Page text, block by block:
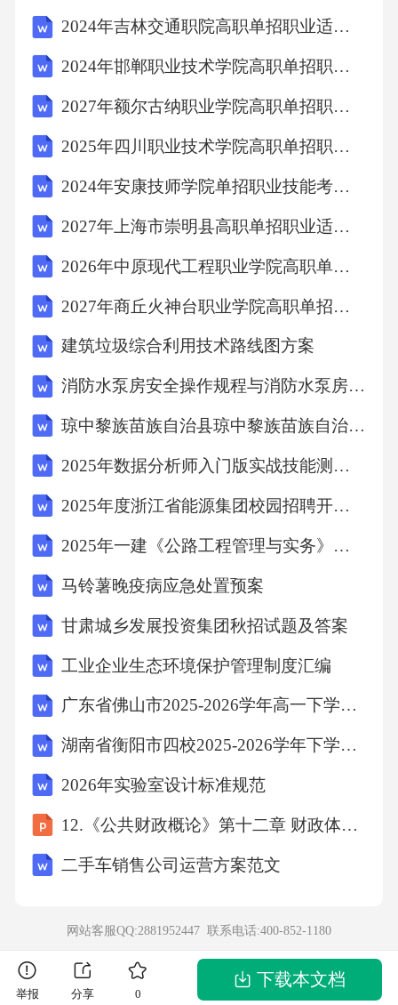
年末决算出现盈余，其归属为：A.物业企业B.
业主全体C.业委会D.开发商答案：B解析：酬金
制下结余资金归全体业主。1.23物业项目开展
“垃圾分类”时，对有害垃圾暂存点地面应进行：
漏、防扬撒要求地面硬化。1.24某项目电梯数量
40台，按《特种设备使用管理规则》应配备专
职安全管理员：A.1名B.2名C.3名D.4名答案：B
解析：每30台需配1名，40台需2名。1.25物业企
业开展“红色物业”创建，其评价指标中“党员比
例”指：A.党员占企业总人数比例B.党员占项目
总人数比例C.党员占管理层比例D.党员占一线
员工比例答案：B解析：评价以项目为单位。1.
法优先采用：A.近一年平均值B.设计值C.标杆法
D.模拟法答案：A解析：以历史实际数据为基准
最具可操作性。1.27物业企业为业主提供“房屋
租售”中介服务，应取得：A.物业服务资质B.房
地产经纪机构备案C.劳务派遣许可D.保安服务
许可答案：B解析：房屋租售属经纪业务。1.28
某项目突发暴雨，地库进水，物业企业首要采
取的应急措施是：A.拍照取证B.切断电源C.通知
要。1.29物业企业使用“无人机”巡查屋顶，其飞
行高度超过多少米需向空军申请：A.60mB.120
mC.300mD.500m答案：C解析：民用无人机真
高300m以上需审批。1.30某项目采用“BI大数据
依赖NLP技术。2.多项选择题（每题2分，共30
2024年吉林交通职院高职单招职业适应性测试考试模拟试卷【全优】附答案详解
2024年邯郸职业技术学院高职单招职业技能考试题库及答案详解（有一套）
2027年额尔古纳职业学院高职单招职业技能考试模拟试卷附参考答案详解（B卷）
2025年四川职业技术学院高职单招职业技能考试题库【必刷】附答案详解
2024年安康技师学院单招职业技能考试题库【研优卷】附答案详解
2027年上海市崇明县高职单招职业适应性测试考试题库及答案详解【各地真题】
2026年中原现代工程职业学院高职单招职业适应性测试考试题库（有一套）附答案详解
2027年商丘火神台职业学院高职单招职业适应性测试考试模拟试卷附参考答案详解【达标题】
建筑垃圾综合利用技术路线图方案
消防水泵房安全操作规程与消防水泵房管理制度
琼中黎族苗族自治县琼中黎族苗族自治县(2025年)辅警招聘公安基础知识题库附含答案
2025年数据分析师入门版实战技能测试与答案
2025年度浙江省能源集团校园招聘开启笔试参考题库附带答案详解
2025年一建《公路工程管理与实务》试题(含答案)
马铃薯晚疫病应急处置预案
甘肃城乡发展投资集团秋招试题及答案
工业企业生态环境保护管理制度汇编
广东省佛山市2025-2026学年高一下学期期末考试数学试卷
湖南省衡阳市四校2025-2026学年下学期期末检测 七年级地理试卷（含答案）
2026年实验室设计标准规范
12.《公共财政概论》第十二章 财政体制 改
二手车销售公司运营方案范文
网站客服QQ:2881952447 联系电话:400-852-1180
举报 分享 0
下载本文档